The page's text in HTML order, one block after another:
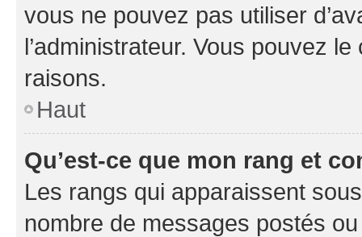
vous ne pouvez pas utiliser
l’administrateur. Vous pouvez
raisons.
Haut
Qu’est-ce que mon rang et
Les rangs qui apparaissent
nombre de messages postés